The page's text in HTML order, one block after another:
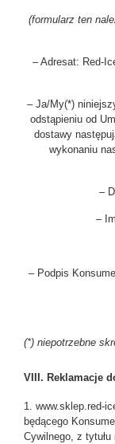
(formularz ten
– Adresat: Red-
– Ja/My(*)
odstąpieniu od
dostawy
wykonaniu
–
–
– Podpis
(*) niepotrzebne
VIII. Reklamacje
1. www.sklep.red-
będącego
Cywilnego, z